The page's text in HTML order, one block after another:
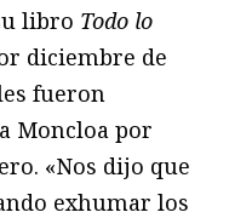
libro Todo lo
diciembre de
fueron
Moncloa por
«Nos dijo que
exhumar los